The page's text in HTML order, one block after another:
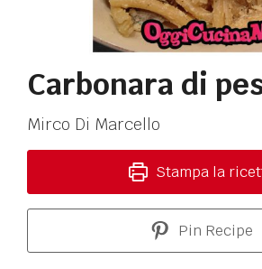
Carbonara di
Mirco Di Marcello
Stampa la
Pin Recipe